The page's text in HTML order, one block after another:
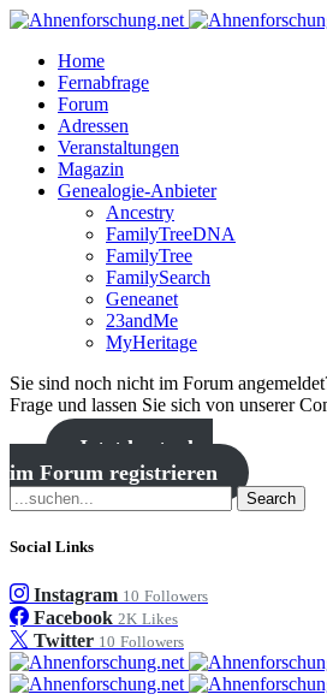
Home
Fernabfrage
Forum
Adressen
Veranstaltungen
Magazin
Genealogie-Anbieter
Ancestry
FamilyTreeDNA
FamilyTree
FamilySearch
Geneanet
23andMe
MyHeritage
Sie sind noch nicht im Forum
Frage und lassen Sie sich von unserer
Jetzt kostenlos
im Forum registrieren
Search
Social Links
Instagram 10 Followers
Facebook 2K Likes
Twitter 10 Followers